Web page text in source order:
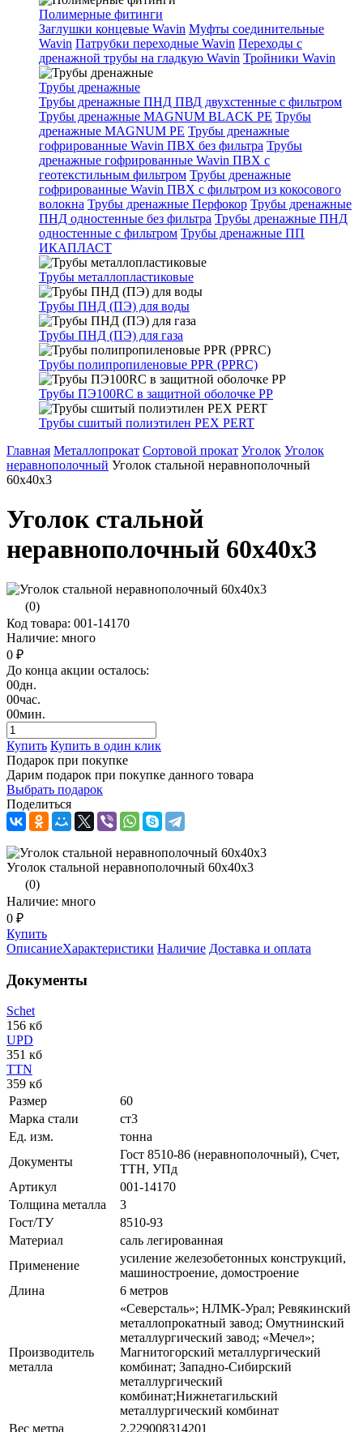
Полимерные фитинги
Заглушки концевые Wavin Муфты соединительные
Wavin Патрубки переходные Wavin Переходы с
дренажной трубы на гладкую Wavin Тройники Wavin
Трубы дренажные
Трубы дренажные ПНД ПВД двухстенные с фильтром
Трубы дренажные MAGNUM BLACK PE Трубы
дренажные MAGNUM PE Трубы дренажные
гофрированные Wavin ПВХ без фильтра Трубы
дренажные гофрированные Wavin ПВХ с
геотекстильным фильтром Трубы дренажные
гофрированные Wavin ПВХ с фильтром из кокосового
волокна Трубы дренажные Перфокор Трубы дренажные
ПНД одностенные без фильтра Трубы дренажные ПНД
одностенные с фильтром Трубы дренажные ПП
ИКАПЛАСТ
Трубы металлопластиковые
Трубы ПНД (ПЭ) для воды
Трубы ПНД (ПЭ) для газа
Трубы полипропиленовые PPR (PPRC)
Трубы ПЭ100RC в защитной оболочке PP
Трубы сшитый полиэтилен PEX PERT
Главная Металлопрокат Сортовой прокат Уголок Уголок
неравнополочный Уголок стальной неравнополочный
60х40х3
Уголок стальной
неравнополочный 60х40х3
(0)
Код товара: 001-14170
Наличие: много
0 ₽
До конца акции осталось:
00дн.
00час.
00мин.
Купить Купить в один клик
Подарок при покупке
Дарим подарок при покупке данного товара
Выбрать подарок
Поделиться
Уголок стальной неравнополочный 60х40х3
(0)
Наличие: много
0 ₽
Купить
ОписаниеХарактеристики Наличие Доставка и оплата
Документы
Schet
156 кб
UPD
351 кб
TTN
359 кб
Размер
60
Марка стали
ст3
Ед. изм.
тонна
Документы
Гост 8510-86 (неравнополочный), Счет,
ТТН, УПд
Артикул
001-14170
Толщина металла
3
Гост/ТУ
8510-93
Материал
саль легированная
Применение
усиление железобетонных конструкций,
машиностроение, домостроение
Длина
6 метров
Производитель
металла
«Северсталь»; НЛМК-Урал; Ревякинский
металлопрокатный завод; Омутнинский
металлургический завод; «Мечел»;
Магнитогорский металлургический
комбинат; Западно-Сибирский
металлургический
комбинат;Нижнетагильский
металлургический комбинат
Вес метра
2.229008314201